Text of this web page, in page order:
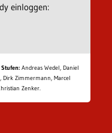
einloggen:
Andreas Wedel, Daniel
Dirk Zimmermann, Marcel
Zenker.